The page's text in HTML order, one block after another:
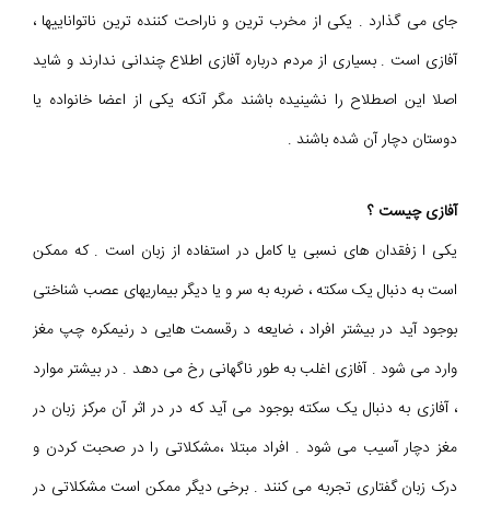
جای می گذارد . یکی از مخرب ترین و ناراحت کننده ترین ناتواناییها ،
آفازی است . بسیاری از مردم درباره آفازی اطلاع چندانی ندارند و شاید
اصلا این اصطلاح را نشینیده باشند مگر آنکه یکی از اعضا خانواده یا
دوستان دچار آن شده باشند .
آفازی چیست ؟
یکی ا زفقدان های نسبی یا کامل در استفاده از زبان است . که ممکن
است به دنبال یک سکته ، ضربه به سر و یا دیگر بیماریهای عصب شناختی
بوجود آید در بیشتر افراد ، ضایعه د رقسمت هایی د رنیمکره چپ مغز
وارد می شود . آفازی اغلب به طور ناگهانی رخ می دهد . در بیشتر موارد
، آفازی به دنبال یک سکته بوجود می آید که در در اثر آن مرکز زبان در
مغز دچار آسیب می شود . افراد مبتلا ،مشكلاتی را در صحبت کردن و
درک زبان گفتاری تجربه می کنند . برخی دیگر ممکن است مشکلاتی در